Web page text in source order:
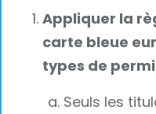
Appliquer la
carte bleue
types de
Seuls les